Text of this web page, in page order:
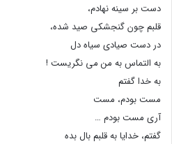
دست بر سینه نهادم،
قلبم چون گنجشکی صید شده،
در دست صیادى سیاه دل
به التماس به من مى نگریست !
به خدا گفتم
مست بودم، مست
آرى مست بودم …
گفتم، خدایا به قلبم بال بده